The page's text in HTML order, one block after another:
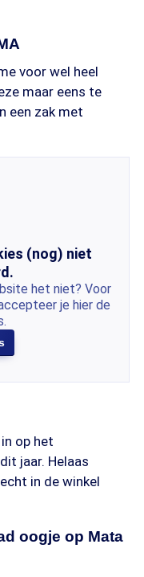
voor wel heel
maar eens te
een zak met
(nog) niet
het niet? Voor
je hier de
op het
jaar. Helaas
in de winkel
oogje op Mata